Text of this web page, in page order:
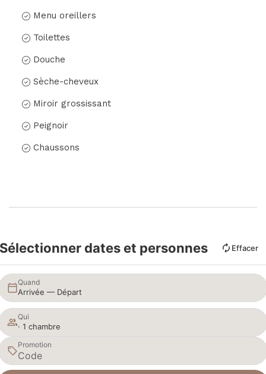
Menu oreillers
Toilettes
Douche
Sèche-cheveux
Miroir grossissant
Peignoir
Chaussons
Sélectionner dates et personnes Effacer
Quand
Arrivée — Départ
Qui
· 1 chambre
Promotion